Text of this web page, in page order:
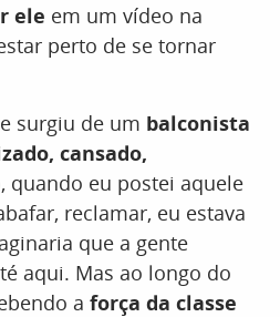
ele em um vídeo na
perto de se tornar
surgiu de um balconista
cansado,
quando eu postei aquele
reclamar, eu estava
que a gente
aqui. Mas ao longo do
a força da classe